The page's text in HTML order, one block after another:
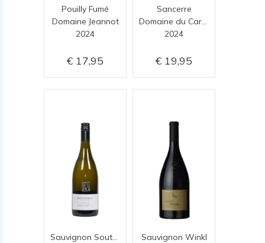
Pouilly Fumé
Domaine Jeannot
2024
17,95
Sancerre
2024
19,95
Sauvignon Winkl